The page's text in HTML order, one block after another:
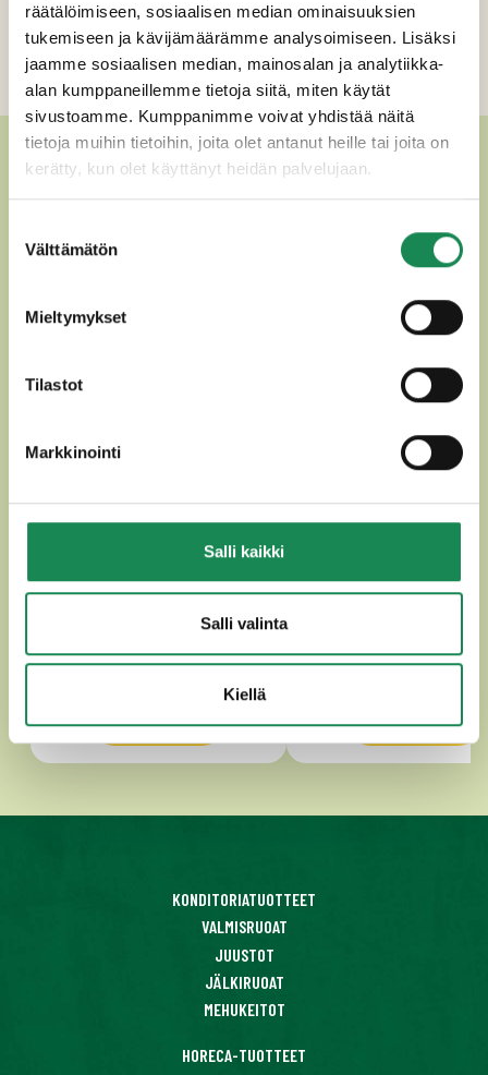
räätälöimiseen, sosiaalisen median ominaisuuksien
tukemiseen ja kävijämäärämme analysoimiseen. Lisäksi
jaamme sosiaalisen median, mainosalan ja analytiikka-
alan kumppaneillemme tietoja siitä, miten käytät
sivustoamme. Kumppanimme voivat yhdistää näitä
tietoja muihin tietoihin, joita olet antanut heille tai joita on
kerätty, kun olet käyttänyt heidän palvelujaan.
valinta
Välttämätön
Mieltymykset
Tilastot
Markkinointi
Salli kaikki
Salli valinta
Kiellä
Ravintosisältö
Lisätiedot
MUUT HERKULLISET
KIISSELIT JA VISPIPUUROT
KUNINGATARKIISSELI 90g
Tutustu Tutustu
KONDITORIATUOTTEET
VALMISRUOAT
JUUSTOT
JÄLKIRUOAT
MEHUKEITOT
HORECA-TUOTTEET